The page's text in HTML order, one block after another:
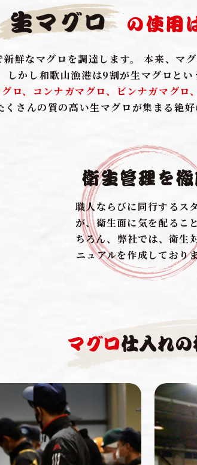
生マグロ の使用
鮮なマグロを調達します。 本来、マ
しかし和歌山漁港は9割が生マグロとい
ロ、コンナガマグロ、ビンナガマグロ
さんの質の高い生マグロが集まる絶
衛生管理を徹
職人ならびに同行するス
が、衛生面に気を配るこ
ちろん、弊社では、衛生
ニュアルを作成しておりま
マグロ仕入れの